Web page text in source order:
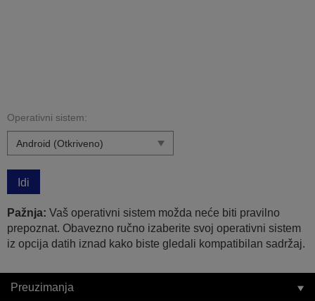
Operativni sistem:
Idi
Pažnja: Vaš operativni sistem možda neće biti pravilno
prepoznat. Obavezno ručno izaberite svoj operativni sistem
iz opcija datih iznad kako biste gledali kompatibilan sadržaj.
Preuzimanja